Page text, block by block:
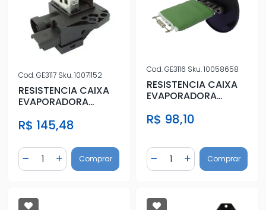
Cod.GE3117 Sku.10071152
RESISTENCIA CAIXA
EVAPORADORA
2003 A 2012
R$ 145,48
Diminuir Quantidade
Quantidade
Adicionar Quantidade
Comprar
Cod.GE3116 Sku.10058658
RESISTENCIA CAIXA
EVAPORADORA
2011 A 2014
R$ 98,10
Diminuir Quantidade
Quantidade
AdicionarComprar